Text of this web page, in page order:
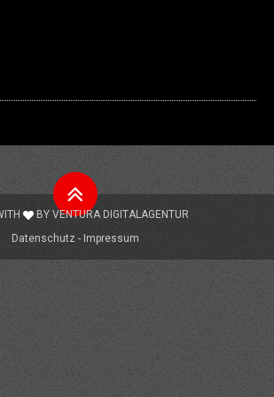
Nach
oben
BY VENTURA DIGITALAGENTUR
Datenschutz
Impressum